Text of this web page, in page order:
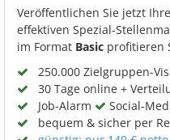
Veröffentlichen Sie jetzt
effektiven Spezial-
im Format Basic profitieren
250.000 Zielgruppen-
30 Tage online +
Job-Alarm
Social-
bequem & sicher per